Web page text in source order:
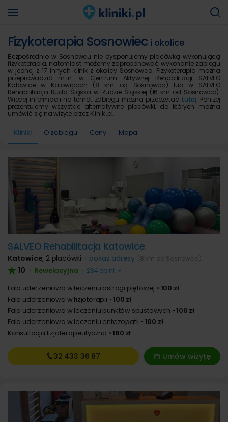
Fizykoterapia Sosnowiec i okolice
Bezpośrednio w Sosnowcu nie dysponujemy placówką wykonującą
fizykoterapia, natomiast możemy zaproponować wykonanie zabiegu
w jednej z 17 innych klinik z okolicy Sosnowca. Fizykoterapia można
przeprowadzić m.in. w Centrum Aktywnej Rehabilitacji SALVEO
Katowice w Katowicach (8 km od Sosnowca) lub w SALVEO
Rehabilitacja Ruda Śląska w Rudzie Śląskiej (16 km od Sosnowca).
Wiecej informacji na temat zabiegu można przeczytać tutaj. Poniżej
prezentujemy wszystkie alternatywne placówki, do których można
umówić się na wizytę przez Kliniki.pl.
Kliniki O zabiegu Ceny Mapa
SALVEO Rehabilitacja Katowice
Katowice, 2 placówki - pokaż adresy (8 km od Sosnowca)
10 • Rewelacyjna • 284 opinii
Fala uderzeniowa w leczeniu ostrogi piętowej
100 zł
Fala uderzeniowa w fizjoterapii
100 zł
Fala uderzeniowa w leczeniu punktów spustowych
100 zł
Fala uderzeniowa w leczeniu entezopatii
100 zł
Konsultacja fizjoterapeutyczna
180 zł
Umów wizytę
32 433 36 87